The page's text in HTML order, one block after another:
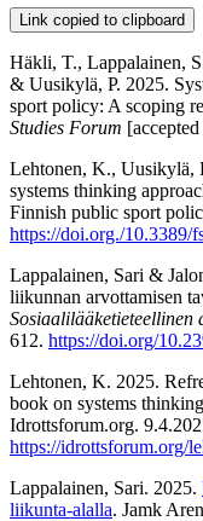
Link copied to clipboard
Häkli, T., Lappalainen,
& Uusikylä, P. 2025.
sport policy: A scoping
Studies Forum
Lehtonen, K., Uusikylä,
systems thinking
Finnish public sport
https://doi.org./10.3389/
Lappalainen, Sari &
liikunnan arvottamisen
Sosiaalilääketieteellinen
612. https://doi.org/
Lehtonen, K. 2025.
book on systems
Idrottsforum.org.
https://idrottsforum.org/
Lappalainen, Sari. 2025.
liikunta-alalla. Jamk